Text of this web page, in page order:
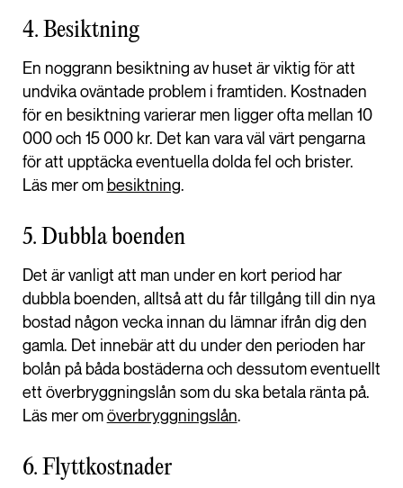
4. Besiktning
En noggrann besiktning av huset är viktig för att
undvika oväntade problem i framtiden. Kostnaden
för en besiktning varierar men ligger ofta mellan 10
000 och 15 000 kr. Det kan vara väl värt pengarna
för att upptäcka eventuella dolda fel och brister.
Läs mer om besiktning.
5. Dubbla boenden
Det är vanligt att man under en kort period har
dubbla boenden, alltså att du får tillgång till din nya
bostad någon vecka innan du lämnar ifrån dig den
gamla. Det innebär att du under den perioden har
bolån på båda bostäderna och dessutom eventuellt
ett överbryggningslån som du ska betala ränta på.
Läs mer om överbryggningslån.
6. Flyttkostnader